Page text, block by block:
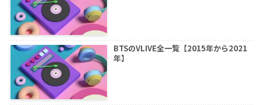
BTSのVLIVE全一覧【2015年から2021
年】